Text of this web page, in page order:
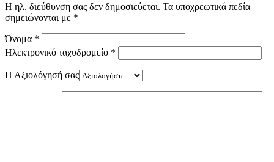
Η ηλ. διεύθυνση σας δεν δημοσιεύεται. Τα υποχρεωτικά πεδία
σημειώνονται με *
Όνομα *
Ηλεκτρονικό ταχυδρομείο *
Η Αξιολόγησή σας